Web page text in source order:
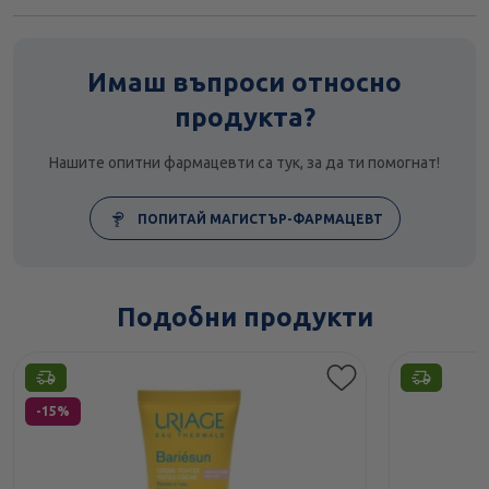
Имаш въпроси относно
продукта?
Нашите опитни фармацевти са тук, за да ти помогнат!
ПОПИТАЙ МАГИСТЪР-ФАРМАЦЕВТ
Подобни продукти
Етикети
-15%